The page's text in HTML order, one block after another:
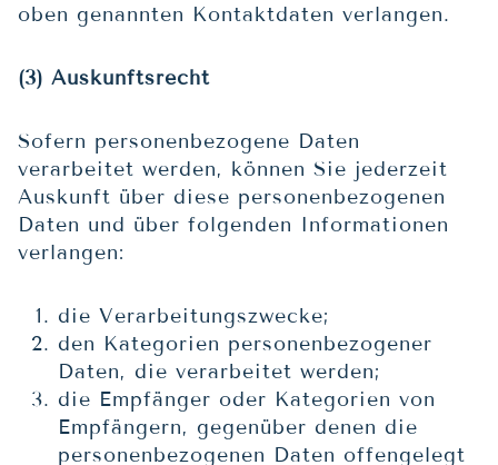
oben genannten Kontaktdaten verlangen.
(3) Auskunftsrecht
Sofern personenbezogene Daten
verarbeitet werden, können Sie jederzeit
Auskunft über diese personenbezogenen
Daten und über folgenden Informationen
verlangen:
die Verarbeitungszwecke;
den Kategorien personenbezogener
Daten, die verarbeitet werden;
die Empfänger oder Kategorien von
Empfängern, gegenüber denen die
personenbezogenen Daten offengelegt